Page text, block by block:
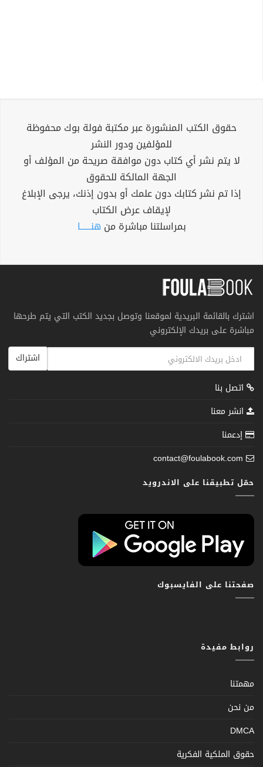
حقوق الكتب المنشورة عبر مكتبة فولة بوك محفوظة
للمؤلفين ودور النشر
لا يتم نشر أي كتاب دون موافقة صريحة من المؤلف أو
الجهة المالكة للحقوق
إذا تم نشر كتابك دون علمك أو بدون إذنك، يرجى الإبلاغ
لإيقاف عرض الكتاب
بمراسلتنا مباشرة من هنــــــا
اشترك بالقائمة البريدية لموقعنا وتوصل بجديد الكتب التي يتم طرحها
مباشرة على بريدك الإلكتروني
اشتراك
اتصل بنا
انشر معنا
إدعمنا
contact@foulabook.com
حمّل تطبيقنا على الاندرويد
صفحتنا على الفايسبوك
روابط مفيدة
مهمتنا
من نحن
DMCA
حقوق الملكية الفكرية